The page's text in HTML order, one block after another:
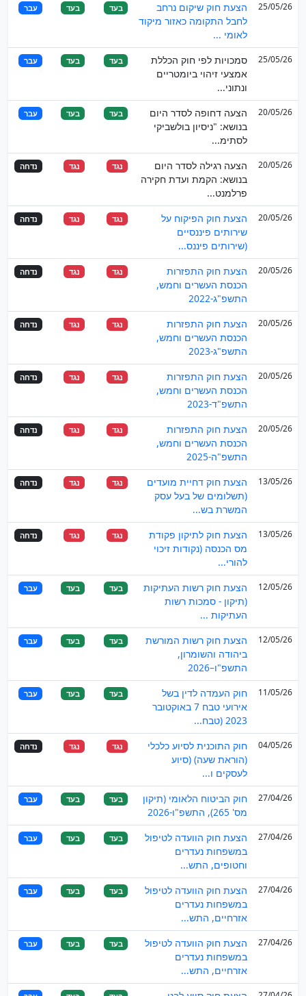
25/05/26
הצעת חוק שיקום נרחב
לחבל התקומה כאזור מיקוד
לאומי ...
בעד בעד עבר
25/05/26
סמכויות לפי חוק הכללת
אמצעי זיהוי ביומטריים
ונתוני...
בעד בעד עבר
20/05/26
הצעה דחופה לסדר היום
בנושא: "ניסיון בולשביקי
לסתימ...
בעד בעד עבר
20/05/26
הצעה רגילה לסדר היום
בנושא: הקמת ועדת חקירה
פרלמנט...
נגד נגד נדחה
20/05/26
הצעת חוק הפיקוח על
שירותים פיננסיים
(שירותים פיננס...
נגד נגד נדחה
20/05/26
הצעת חוק התפזרות
הכנסת העשרים וחמש,
התשפ"ג-2022
נגד נגד נדחה
20/05/26
הצעת חוק התפזרות
הכנסת העשרים וחמש,
התשפ"ג-2023
נגד נגד נדחה
20/05/26
הצעת חוק התפזרות
הכנסת העשרים וחמש,
התשפ"ד-2023
נגד נגד נדחה
20/05/26
הצעת חוק התפזרות
הכנסת העשרים וחמש,
התשפ"ה-2025
נגד נגד נדחה
13/05/26
הצעת חוק דחיית מועדים
(תשלומים של בעל עסק
המשרת בש...
נגד נגד נדחה
13/05/26
הצעת חוק לתיקון פקודת
מס הכנסה (נקודות זיכוי
להורי...
נגד נגד נדחה
12/05/26
הצעת חוק רשות העתיקות
(תיקון - סמכות רשות
העתיקות ...
בעד בעד עבר
12/05/26
הצעת חוק רשות המורשת
ביהודה והשומרון,
התשפ"ו–2026
בעד בעד עבר
11/05/26
חוק העמדה לדין בשל
אירועי טבח 7 באוקטובר
2023 (טבח...
בעד בעד עבר
04/05/26
חוק התוכנית לסיוע כלכלי
(הוראת שעה) (סיוע
לעסקים ו...
נגד נגד נדחה
27/04/26
חוק הביטוח הלאומי (תיקון
מס' 265), התשפ"ו-2026
בעד בעד עבר
27/04/26
הצעת חוק הוועדה לטיפול
במשפחות נעדרים
וחטופים, התש...
בעד בעד עבר
27/04/26
הצעת חוק הוועדה לטיפול
במשפחות נעדרים
אזרחיים, התש...
בעד בעד עבר
27/04/26
הצעת חוק הוועדה לטיפול
במשפחות נעדרים
אזרחיים, התש...
בעד בעד עבר